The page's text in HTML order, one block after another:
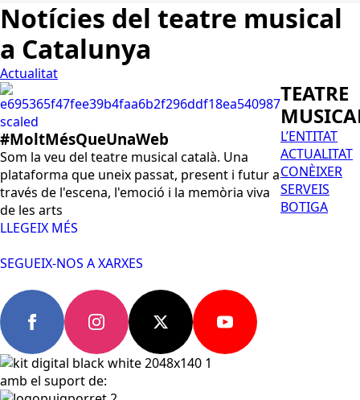
Notícies del teatre musical
a Catalunya
Actualitat
#MoltMésQueUnaWeb
Som la veu del teatre musical català. Una
plataforma que uneix passat, present i futur a
través de l'escena, l'emoció i la memòria viva
de les arts
TEATRE
L’ENTITAT
ACTUALITAT
CONÈIXER
SERVEIS
BOTIGA
LLEGEIX MÉS
SEGUEIX-NOS A XARXES
amb el suport de: